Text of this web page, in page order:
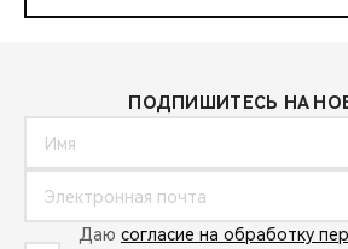
ПОДПИШИТЕСЬ НА
Даю согласие на обработку